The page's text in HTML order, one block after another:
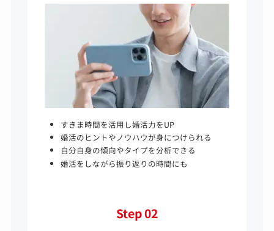
すきま時間を活用し婚活力をUP
婚活のヒントやノウハウが身につけられる
自分自身の傾向やタイプを分析できる
婚活をしながら振り返りの時間にも
Step 02